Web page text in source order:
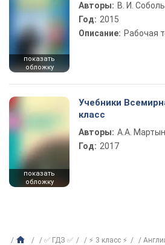
показать
обложку
Авторы: В. И. Соболь
Год: 2015
Описание: Рабочая
показать
обложку
Учебники
класс
Авторы: А.А.
Год: 2017
✅ ГДЗ ✅ ⚡ 3 класс ⚡